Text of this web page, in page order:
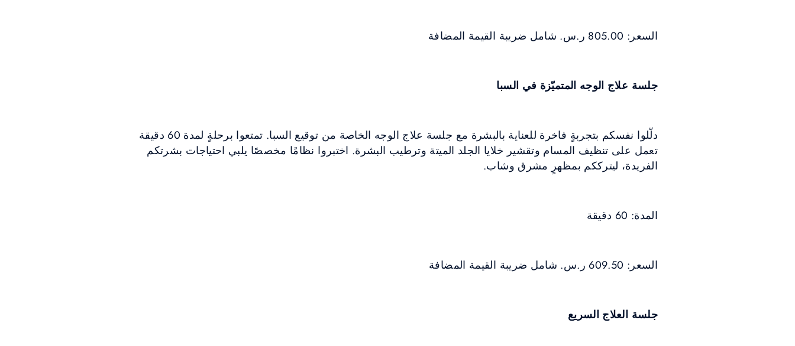
السعر: 805.00 ر.س. شامل ضريبة القيمة المضافة
جلسة علاج الوجه المتميّزة في السبا
دلّلوا نفسكم بتجربةٍ فاخرة للعناية بالبشرة مع جلسة علاج الوجه الخاصة من توقيع السبا. تمتعوا برحلةٍ لمدة 60 دقيقة
تعمل على تنظيف المسام وتقشير خلايا الجلد الميتة وترطيب البشرة. اختبروا نظامًا مخصصًا يلبي احتياجات بشرتكم
الفريدة، ليترككم بمظهرٍ مشرق وشاب.
المدة: 60 دقيقة
السعر: 609.50 ر.س. شامل ضريبة القيمة المضافة
جلسة العلاج السريع